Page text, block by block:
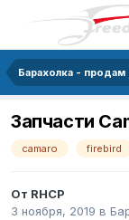
Барахолка - продам
Запчасти
camaro firebird
От RHCP
3 ноября, 2019 в